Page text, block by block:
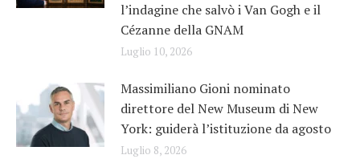
l’indagine che salvò i Van Gogh e il
Cézanne della GNAM
Luglio 10, 2026
Massimiliano Gioni nominato
direttore del New Museum di New
York: guiderà l’istituzione da agosto
Luglio 8, 2026